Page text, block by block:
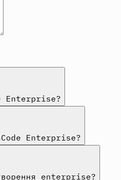
Enterprise?
Enterprise?
enterprise?